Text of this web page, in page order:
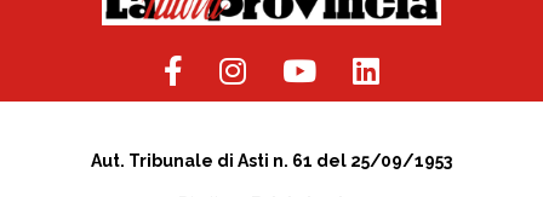
Aut. Tribunale di Asti n. 61 del 25/09/1953